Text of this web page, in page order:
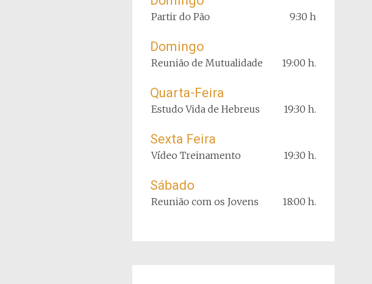
Partir do Pão 9:30 h
Domingo
Reunião de Mutualidade 19:00 h.
Quarta-Feira
Estudo Vida de Hebreus 19:30 h.
Sexta Feira
Vídeo Treinamento 19:30 h.
Sábado
Reunião com os Jovens 18:00 h.